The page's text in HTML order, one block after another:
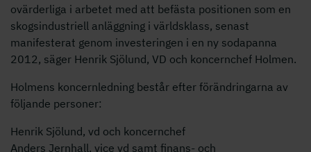
ovärderliga i arbetet med att befästa positionen som en
skogsindustriell anläggning i världsklass, senast
manifesterat genom investeringen i en ny sodapanna
2012, säger Henrik Sjölund, VD och koncernchef Holmen.
Holmens koncernledning består efter förändringarna av
följande personer:
Henrik Sjölund, vd och koncernchef
Anders Jernhall, vice vd samt finans- och